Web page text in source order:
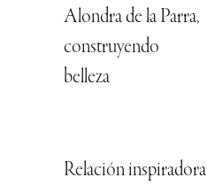
Alondra de la Parra,
construyendo
belleza
Relación inspiradora